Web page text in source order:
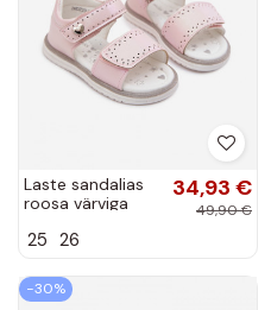
Laste sandalias
roosa värviga
34,93 €
49,90 €
25 26
−30%